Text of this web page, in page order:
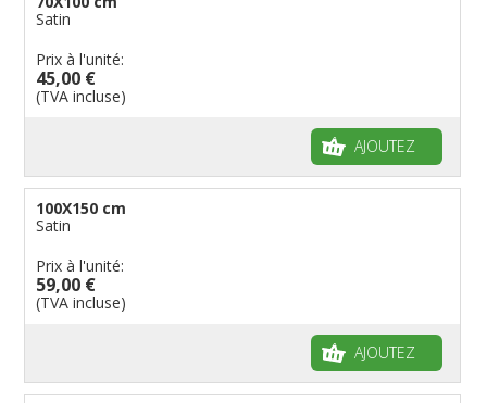
Satin
Prix à l'unité:
45,00 €
(TVA incluse)
AJOUTEZ
100X150 cm
Satin
Prix à l'unité:
59,00 €
(TVA incluse)
AJOUTEZ